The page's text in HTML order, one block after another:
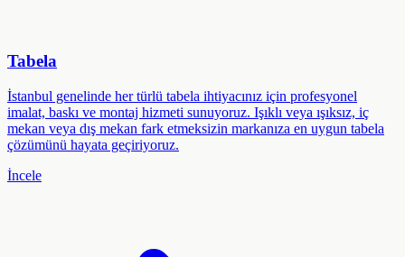
Tabela
İstanbul genelinde her türlü tabela ihtiyacınız için profesyonel
imalat, baskı ve montaj hizmeti sunuyoruz. Işıklı veya ışıksız, iç
mekan veya dış mekan fark etmeksizin markanıza en uygun tabela
çözümünü hayata geçiriyoruz.
İncele